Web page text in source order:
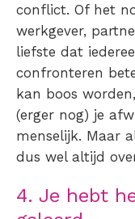
conflict. Of het
werkgever,
liefste dat
confronteren
kan boos
(erger nog) je
menselijk. Maar
dus wel altijd
4. Je hebt